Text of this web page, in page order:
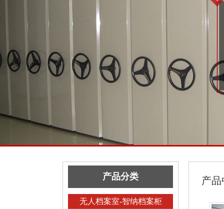
产品分类
无人档案室-智纳档案柜
产品